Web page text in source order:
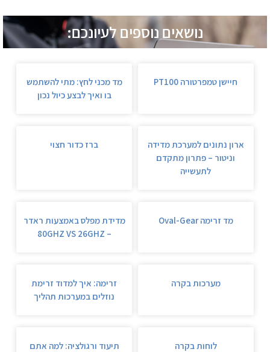
נושאים נוספים לעיונכם:
חיישן טמפרטורה PT100
מד מכני לחץ: מתי להשתמש
בו ואיך לבצע כיול נכון
ארון נתונים למערכת מדידה
וניטור – פתרון מתקדם
לתעשייה
ברז כדור חצוי
מד זרימה Oval-Gear
מדידת מפלס באמצעות ראדר
– 80GHZ VS 26GHZ
מערכות בקרה
זרימה: איך למדוד זרימת
נוזלים במערכות תהליך
לוחות בקרה
תיעוד ורגולציה: למה אתם